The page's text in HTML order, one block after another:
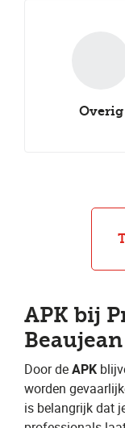
Overig
Uitlijnen
APK bij
Beaujean
Door de ​APK
worden
is belangrijk dat